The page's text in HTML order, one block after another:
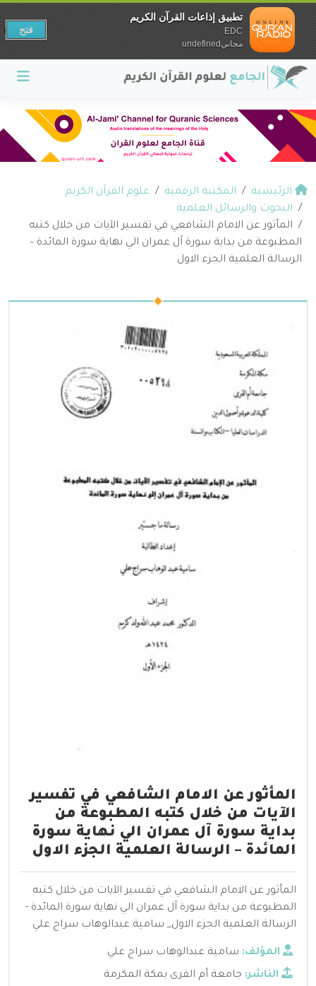
الرئيسية المكتبة الرقمية
علوم القرآن الكريم
البحوث والرسائل العلمية
المأثور عن الامام الشافعي في تفسير الآيات من خلال كتبه
المطبوعة من بداية سورة آل عمران الي نهاية سورة المائدة –
الرسالة العلمية الجزء الاول
المأثور عن الامام الشافعي في تفسير
الآيات من خلال كتبه المطبوعة من
بداية سورة آل عمران الي نهاية سورة
المائدة – الرسالة العلمية الجزء الاول
المأثور عن الامام الشافعي في تفسير الآيات من خلال كتبه
المطبوعة من بداية سورة آل عمران الي نهاية سورة المائدة -
الرسالة العلمية الجزء الاول_ سامية عبدالوهاب سراج علي
المؤلف: سامية عبدالوهاب سراج علي
الناشر: جامعة أم القرى بمكة المكرمة
تطبيق إذاعات القرآن الكريم
EDC
مجانيundefined
فتح